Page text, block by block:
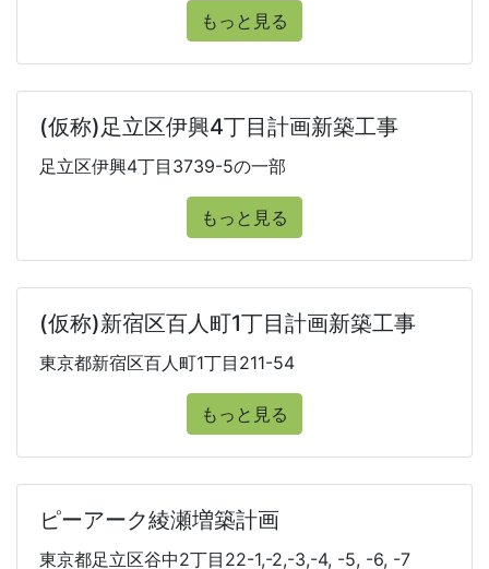
もっと見る
(仮称)足立区伊興4丁目計画新築工事
足立区伊興4丁目3739-5の一部
もっと見る
(仮称)新宿区百人町1丁目計画新築工事
東京都新宿区百人町1丁目211-54
もっと見る
ピーアーク綾瀬増築計画
東京都足立区谷中2丁目22-1,-2,-3,-4, -5, -6, -7